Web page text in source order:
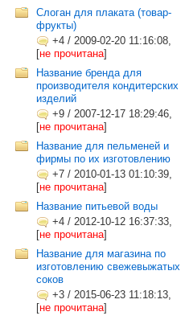
Слоган для плаката (товар-
фрукты)
+4 / 2009-02-20 11:16:08,
[не прочитана]
Название бренда для
производителя кондитерских
изделий
+9 / 2007-12-17 18:29:46,
[не прочитана]
Название для пельменей и
фирмы по их изготовлению
+7 / 2010-01-13 01:10:39,
[не прочитана]
Название питьевой воды
+4 / 2012-10-12 16:37:33,
[не прочитана]
Название для магазина по
изготовлению свежевыжатых
соков
+3 / 2015-06-23 11:18:13,
[не прочитана]